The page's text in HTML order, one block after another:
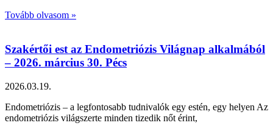
Tovább olvasom »
Szakértői est az Endometriózis Világnap alkalmából
– 2026. március 30. Pécs
2026.03.19.
Endometriózis – a legfontosabb tudnivalók egy estén, egy helyen Az
endometriózis világszerte minden tizedik nőt érint,